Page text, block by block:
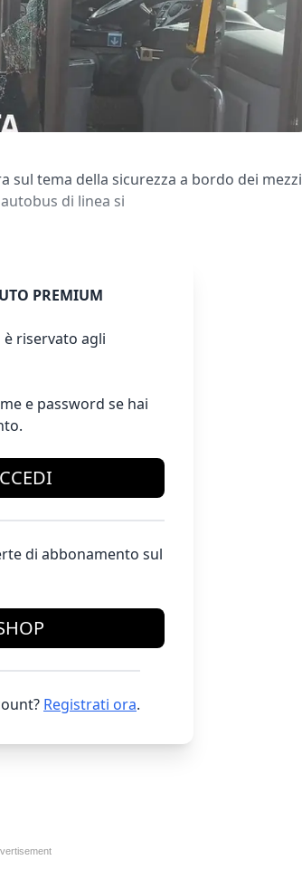
sul tema della sicurezza a bordo dei mezzi
di linea si
PREMIUM
riservato agli
e password se hai
di abbonamento sul
Registrati ora.